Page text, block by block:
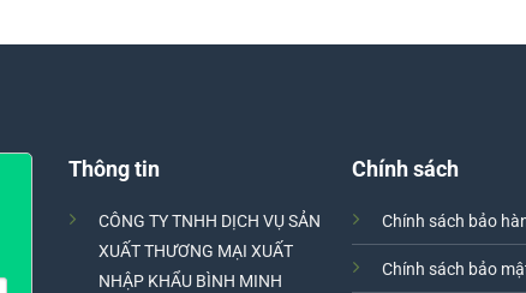
Thông tin
CÔNG TY TNHH DỊCH VỤ SẢN
XUẤT THƯƠNG MẠI XUẤT
NHẬP KHẨU BÌNH MINH
Chính sách
Chính sách bảo
Chính sách bảo